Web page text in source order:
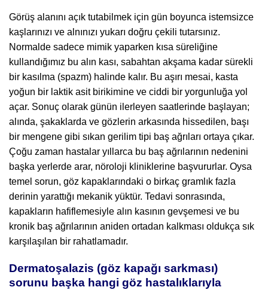
Görüş alanını açık tutabilmek için gün boyunca istemsizce
kaşlarınızı ve alnınızı yukarı doğru çekili tutarsınız.
Normalde sadece mimik yaparken kısa süreliğine
kullandığımız bu alın kası, sabahtan akşama kadar sürekli
bir kasılma (spazm) halinde kalır. Bu aşırı mesai, kasta
yoğun bir laktik asit birikimine ve ciddi bir yorgunluğa yol
açar. Sonuç olarak günün ilerleyen saatlerinde başlayan;
alında, şakaklarda ve gözlerin arkasında hissedilen, başı
bir mengene gibi sıkan gerilim tipi baş ağrıları ortaya çıkar.
Çoğu zaman hastalar yıllarca bu baş ağrılarının nedenini
başka yerlerde arar, nöroloji kliniklerine başvururlar. Oysa
temel sorun, göz kapaklarındaki o birkaç gramlık fazla
derinin yarattığı mekanik yüktür. Tedavi sonrasında,
kapakların hafiflemesiyle alın kasının gevşemesi ve bu
kronik baş ağrılarının aniden ortadan kalkması oldukça sık
karşılaşılan bir rahatlamadır.
Dermatoşalazis (göz kapağı sarkması)
sorunu başka hangi göz hastalıklarıyla